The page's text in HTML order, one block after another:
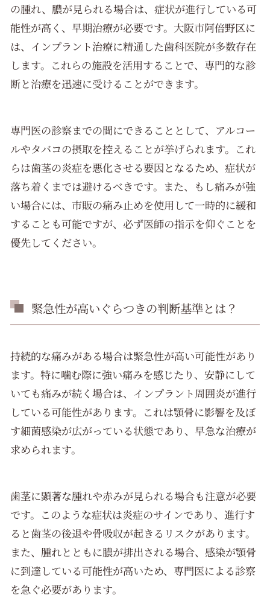
の腫れ、膿が見られる場合は、症状が進行している可
能性が高く、早期治療が必要です。大阪市阿倍野区に
は、インプラント治療に精通した歯科医院が多数存在
します。これらの施設を活用することで、専門的な診
断と治療を迅速に受けることができます。
専門医の診察までの間にできることとして、アルコー
ルやタバコの摂取を控えることが挙げられます。これ
らは歯茎の炎症を悪化させる要因となるため、症状が
落ち着くまでは避けるべきです。また、もし痛みが強
い場合には、市販の痛み止めを使用して一時的に緩和
することも可能ですが、必ず医師の指示を仰ぐことを
優先してください。
緊急性が高いぐらつきの判断基準とは？
持続的な痛みがある場合は緊急性が高い可能性があり
ます。特に噛む際に強い痛みを感じたり、安静にして
いても痛みが続く場合は、インプラント周囲炎が進行
している可能性があります。これは顎骨に影響を及ぼ
す細菌感染が広がっている状態であり、早急な治療が
求められます。
歯茎に顕著な腫れや赤みが見られる場合も注意が必要
です。このような症状は炎症のサインであり、進行す
ると歯茎の後退や骨吸収が起きるリスクがあります。
また、腫れとともに膿が排出される場合、感染が顎骨
に到達している可能性が高いため、専門医による診察
を急ぐ必要があります。